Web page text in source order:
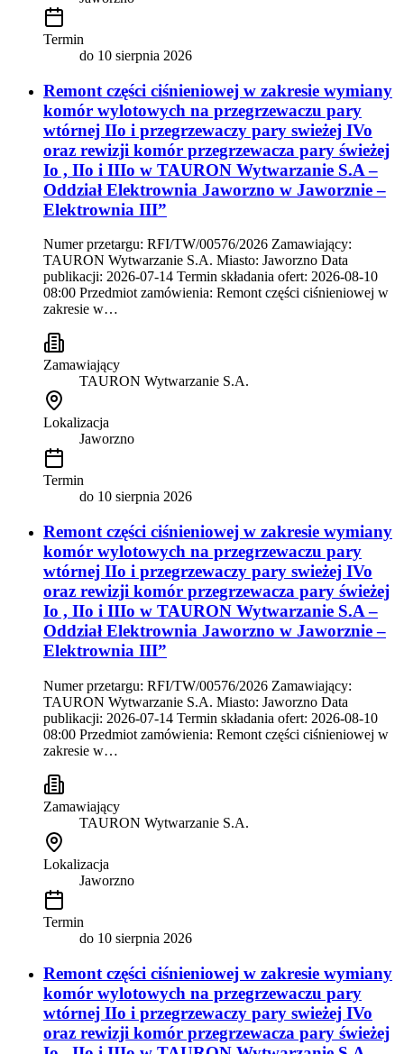
Termin
do 10 sierpnia 2026
Remont części ciśnieniowej w zakresie wymiany
komór wylotowych na przegrzewaczu pary
wtórnej IIo i przegrzewaczy pary swieżej IVo
oraz rewizji komór przegrzewacza pary świeżej
Io , IIo i IIIo w TAURON Wytwarzanie S.A –
Oddział Elektrownia Jaworzno w Jaworznie –
Elektrownia III”
Numer przetargu: RFI/TW/00576/2026 Zamawiający:
TAURON Wytwarzanie S.A. Miasto: Jaworzno Data
publikacji: 2026-07-14 Termin składania ofert: 2026-08-10
08:00 Przedmiot zamówienia: Remont części ciśnieniowej w
zakresie w…
Zamawiający
TAURON Wytwarzanie S.A.
Lokalizacja
Jaworzno
Termin
do 10 sierpnia 2026
Remont części ciśnieniowej w zakresie wymiany
komór wylotowych na przegrzewaczu pary
wtórnej IIo i przegrzewaczy pary swieżej IVo
oraz rewizji komór przegrzewacza pary świeżej
Io , IIo i IIIo w TAURON Wytwarzanie S.A –
Oddział Elektrownia Jaworzno w Jaworznie –
Elektrownia III”
Numer przetargu: RFI/TW/00576/2026 Zamawiający:
TAURON Wytwarzanie S.A. Miasto: Jaworzno Data
publikacji: 2026-07-14 Termin składania ofert: 2026-08-10
08:00 Przedmiot zamówienia: Remont części ciśnieniowej w
zakresie w…
Zamawiający
TAURON Wytwarzanie S.A.
Lokalizacja
Jaworzno
Termin
do 10 sierpnia 2026
Remont części ciśnieniowej w zakresie wymiany
komór wylotowych na przegrzewaczu pary
wtórnej IIo i przegrzewaczy pary swieżej IVo
oraz rewizji komór przegrzewacza pary świeżej